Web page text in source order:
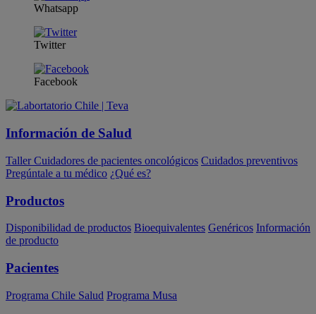
Whatsapp
Twitter
Facebook
Información de Salud
Taller Cuidadores de pacientes oncológicos Cuidados preventivos
Pregúntale a tu médico ¿Qué es?
Productos
Disponibilidad de productos Bioequivalentes Genéricos Información
de producto
Pacientes
Programa Chile Salud Programa Musa